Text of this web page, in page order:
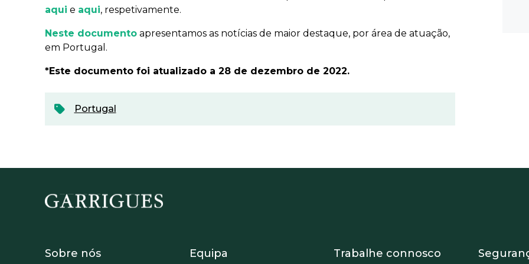
aqui e aqui, respetivamente.
Neste documento apresentamos as notícias de maior destaque, por área de atuação,
em Portugal.
*Este documento foi atualizado a 28 de dezembro de 2022.
Portugal
Footer - Sobre Nosotros
Sobre nós Footer - Equipo
Equipa Footer - Trabaja con
Trabalhe connosco